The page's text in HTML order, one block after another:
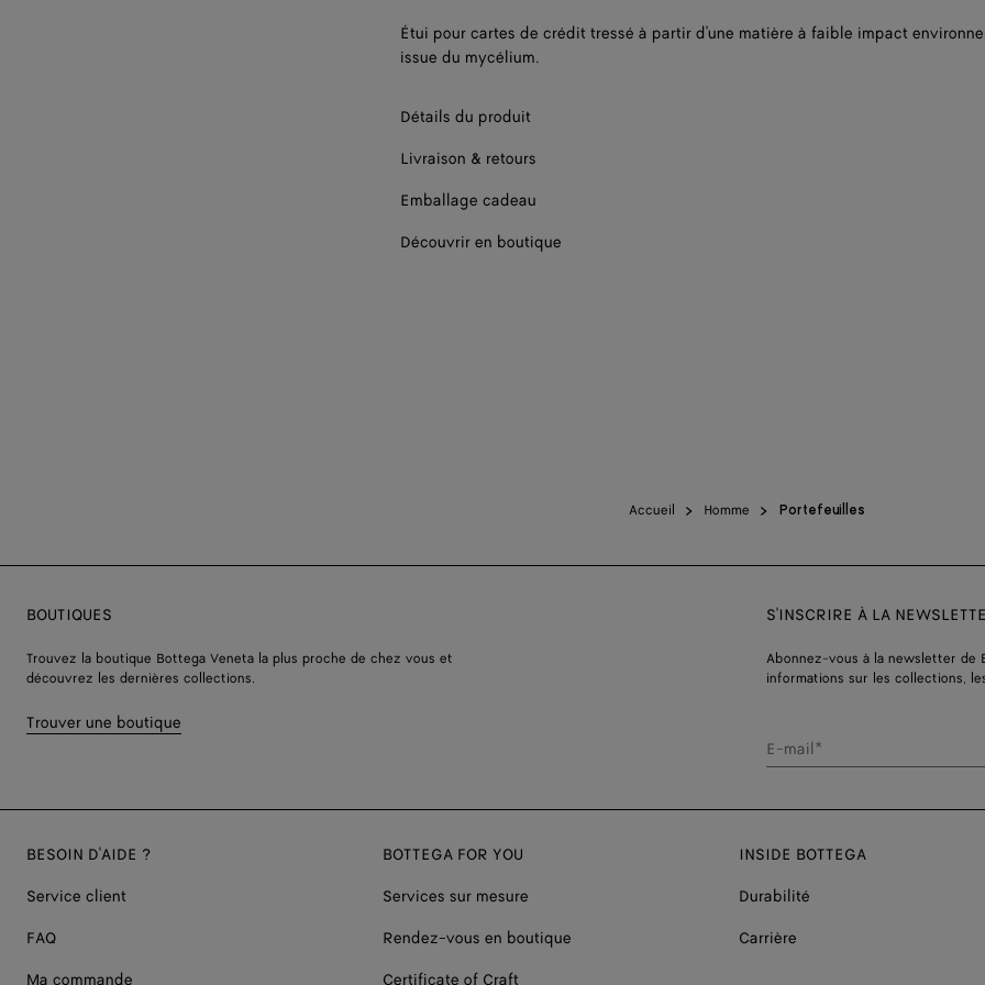
Étui pour cartes de crédit tressé à partir d'une matière à faible impact
issue du mycélium.
Détails du produit
Livraison & retours
Emballage cadeau
Découvrir en boutique
Accueil Homme Portefeuilles
BOUTIQUES
Trouvez la boutique Bottega Veneta la plus proche de chez vous et
découvrez les dernières collections.
Trouver une boutique
S'INSCRIRE À LA
Abonnez-vous à la newsletter de
informations sur les collections,
E-mail*
BESOIN D'AIDE ?
Service client
FAQ
Ma commande
BOTTEGA FOR YOU
Services sur mesure
Rendez-vous en boutique
Certificate of Craft
INSIDE BOTTEGA
Durabilité
Carrière